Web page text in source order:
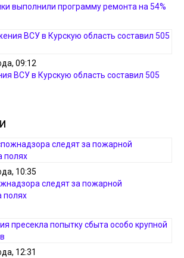
выполнили программу ремонта на 54%
09:12
ВСУ в Курскую область составил 505
10:35
следят за пожарной
полях
12:31